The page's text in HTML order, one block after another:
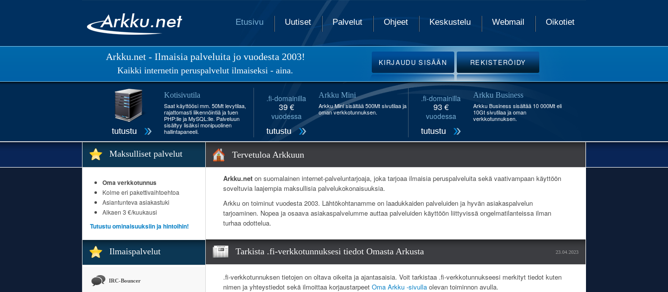
Etusivu Uutiset Palvelut Ohjeet Keskustelu Webmail Oikotiet
Arkku.net - Ilmaisia palveluita jo vuodesta 2003!
Kaikki internetin peruspalvelut ilmaiseksi - aina.
KIRJAUDUSISÄÄN REKISTERÖIDY
Kotisivutila
Saat käyttöösi mm. 50Mt levytilaa,
rajattomasti liikennöintiä ja tuen
PHP:lle ja MySQL:lle. Palveluun
sisältyy lisäksi monipuolinen
hallintapaneeli.
.fi-domainilla
39 €
vuodessa
Arkku Mini
Arkku Mini sisältää 500Mt sivutilaa ja
oman verkkotunnuksen.
.fi-domainilla
93 €
vuodessa
Arkku Business
Arkku Business sisältää 10 000Mt eli
10Gt sivutilaa ja oman
verkkotunnuksen.
Maksulliset palvelut
Oma verkkotunnus
Kolme eri pakettivaihtoehtoa
Asiantunteva asiakastuki
Alkaen 3 €/kuukausi
Tutustu ominaisuuksiin ja hintoihin!
Ilmaispalvelut
IRC-Bouncer
Tervetuloa Arkkuun
Arkku.net on suomalainen internet-palveluntarjoaja, joka tarjoaa ilmaisia peruspalveluita sekä vaativampaan käyttöön
soveltuvia laajempia maksullisia palvelukokonaisuuksia.
Arkku on toiminut vuodesta 2003. Lähtökohtanamme on laadukkaiden palveluiden ja hyvän asiakaspalvelun
tarjoaminen. Nopea ja osaava asiakaspalvelumme auttaa palveluiden käyttöön liittyvissä ongelmatilanteissa ilman
turhaa odottelua.
Tarkista .fi-verkkotunnuksesi tiedot Omasta Arkusta 23.04.2023
.fi-verkkotunnuksen tietojen on oltava oikeita ja ajantasaisia. Voit tarkistaa .fi-verkkotunnukseesi merkityt tiedot kuten
nimen ja yhteystiedot sekä ilmoittaa korjaustarpeet Oma Arkku -sivulla olevan toiminnon avulla.